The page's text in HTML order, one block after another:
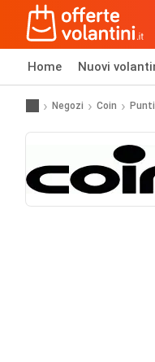
Home Nuovi
Negozi Coin